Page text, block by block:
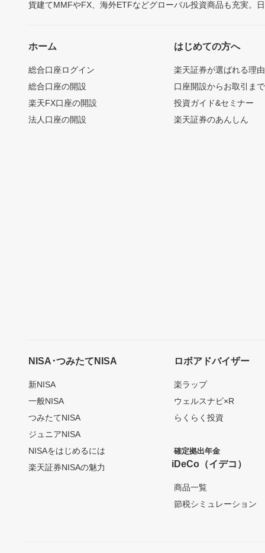
貨建てMMFやFX、海外ETFなどグローバル投資商品も充実。
ホーム
総合口座ログイン
総合口座の開設
楽天FX口座の開設
法人口座の開設
はじめての方へ
楽天証券が選ばれる理由
口座開設からお取引ま
投資ガイド&セミナー
楽天証券のあんしん
NISA･つみたてNISA
新NISA
一般NISA
つみたてNISA
ジュニアNISA
NISAをはじめるには
楽天証券NISAの魅力
ロボアドバイザー
楽ラップ
ウェルスナビ×R
らくらく投資
確定拠出年金
iDeCo（イデコ）
商品一覧
節税シミュレーション